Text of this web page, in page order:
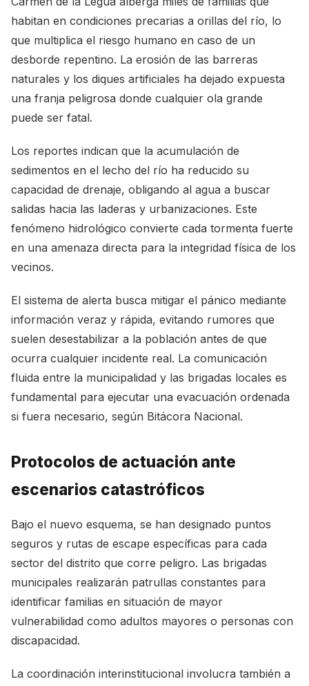
habitan en condiciones precarias a orillas del río, lo
que multiplica el riesgo humano en caso de un
desborde repentino. La erosión de las barreras
naturales y los diques artificiales ha dejado expuesta
una franja peligrosa donde cualquier ola grande
puede ser fatal.
Los reportes indican que la acumulación de
sedimentos en el lecho del río ha reducido su
capacidad de drenaje, obligando al agua a buscar
salidas hacia las laderas y urbanizaciones. Este
fenómeno hidrológico convierte cada tormenta fuerte
en una amenaza directa para la integridad física de los
vecinos.
El sistema de alerta busca mitigar el pánico mediante
información veraz y rápida, evitando rumores que
suelen desestabilizar a la población antes de que
ocurra cualquier incidente real. La comunicación
fluida entre la municipalidad y las brigadas locales es
fundamental para ejecutar una evacuación ordenada
si fuera necesario, según Bitácora Nacional.
Protocolos de actuación ante
escenarios catastróficos
Bajo el nuevo esquema, se han designado puntos
seguros y rutas de escape específicas para cada
sector del distrito que corre peligro. Las brigadas
municipales realizarán patrullas constantes para
identificar familias en situación de mayor
vulnerabilidad como adultos mayores o personas con
discapacidad.
La coordinación interinstitucional involucra también a